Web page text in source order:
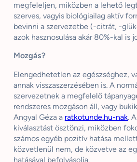
megfeleljen, miközben a lehető
szerves, vagyis biológiailag aktív
bevinni a szervezetbe (-citrát, -
azok hasznosulása akár 80%-kal is
Mozgás?
Elengedhetetlen az egészséghez,
annak visszaszerzésében is. A
szervezetnek a megfelelő
rendszeres mozgáson áll, vagy
Angyal Géza a ratkotunde.hu-nak.
kiválasztást ösztönzi, miközben
számos egyéb pozitív hatása
közvetlenül nem, de közvetve az
hatásával befolyásolja.